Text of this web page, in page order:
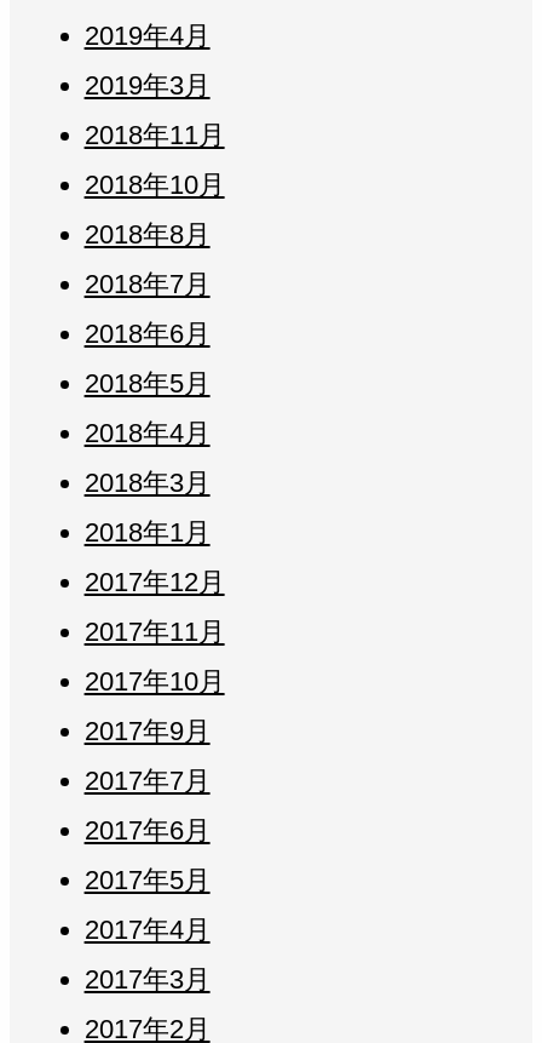
2019年4月
2019年3月
2018年11月
2018年10月
2018年8月
2018年7月
2018年6月
2018年5月
2018年4月
2018年3月
2018年1月
2017年12月
2017年11月
2017年10月
2017年9月
2017年7月
2017年6月
2017年5月
2017年4月
2017年3月
2017年2月